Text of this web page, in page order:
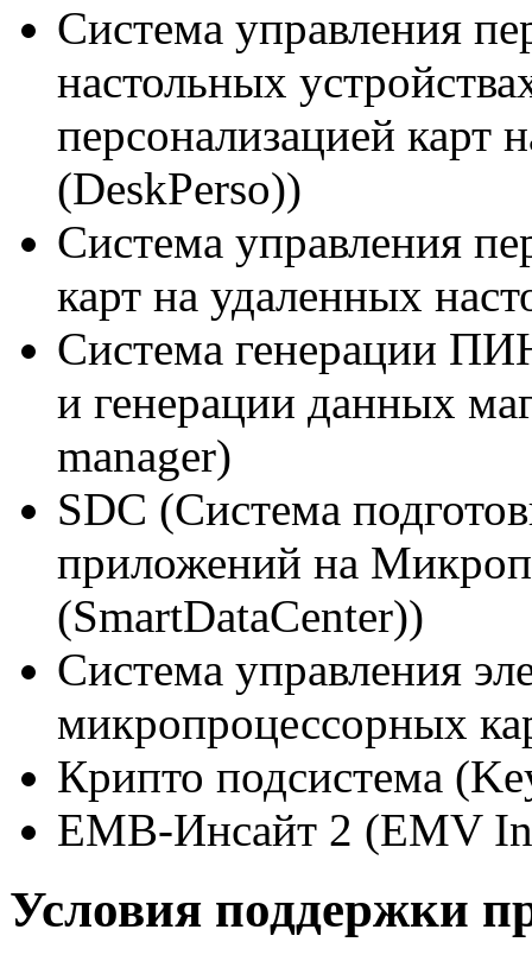
Система управления
настольных
персонализацией карт
(DeskPerso))
Система управления
карт на удаленных
Система генерации
и генерации данных
manager)
SDC (Система
приложений на
(SmartDataCenter))
Система управления
микропроцессорных
Крипто подсистема
ЕМВ-Инсайт 2 (EMV
Условия поддержки